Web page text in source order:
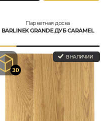
Паркетная доска
BARLINEK GRANDE ДУБ CARAMEL
В НАЛИЧИИ